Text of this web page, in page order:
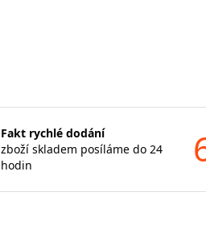
Fakt rychlé dodání
zboží skladem posíláme do 24
hodin